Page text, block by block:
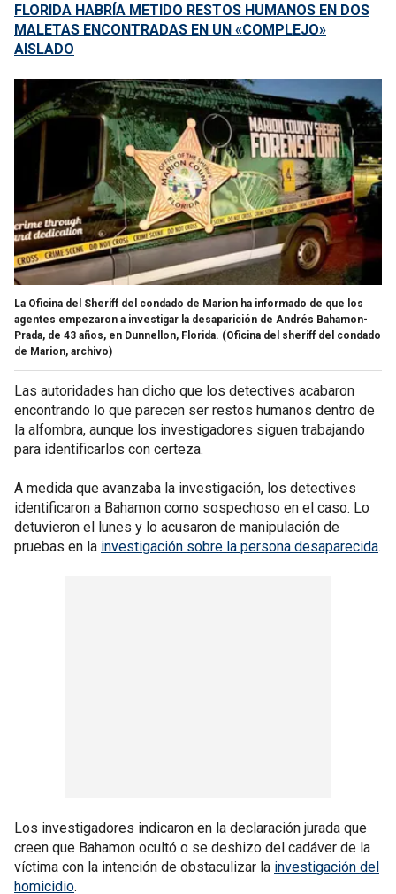
FLORIDA HABRÍA METIDO RESTOS HUMANOS EN DOS
MALETAS ENCONTRADAS EN UN «COMPLEJO»
AISLADO
La Oficina del Sheriff del condado de Marion ha informado de que los
agentes empezaron a investigar la desaparición de Andrés Bahamon-
Prada, de 43 años, en Dunnellon, Florida. (Oficina del sheriff del condado
de Marion, archivo)
Las autoridades han dicho que los detectives acabaron
encontrando lo que parecen ser restos humanos dentro de
la alfombra, aunque los investigadores siguen trabajando
para identificarlos con certeza.
A medida que avanzaba la investigación, los detectives
identificaron a Bahamon como sospechoso en el caso. Lo
detuvieron el lunes y lo acusaron de manipulación de
pruebas en la investigación sobre la persona desaparecida.
Los investigadores indicaron en la declaración jurada que
creen que Bahamon ocultó o se deshizo del cadáver de la
víctima con la intención de obstaculizar la investigación del
homicidio.